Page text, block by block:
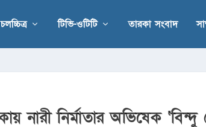
চলচ্চিত্র টিভি-ওটিটি তারকা সংবাদ
নারী নির্মাতার অভিষেক ‘বিন্দু